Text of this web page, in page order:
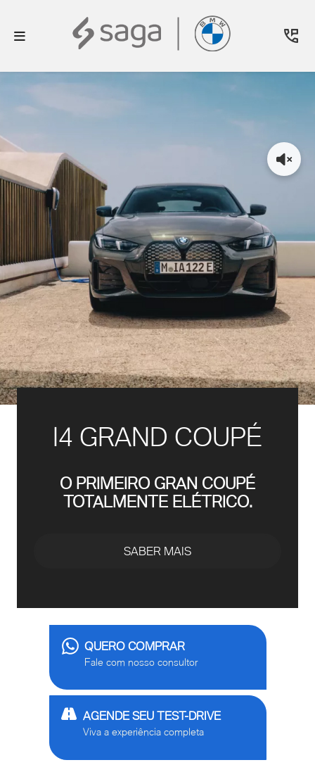
I4 GRAND COUPÉ
O PRIMEIRO GRAN COUPÉ
TOTALMENTE ELÉTRICO.
SABER MAIS
QUERO COMPRAR
Fale com nosso consultor
AGENDE SEU TEST-DRIVE
Viva a experiência completa